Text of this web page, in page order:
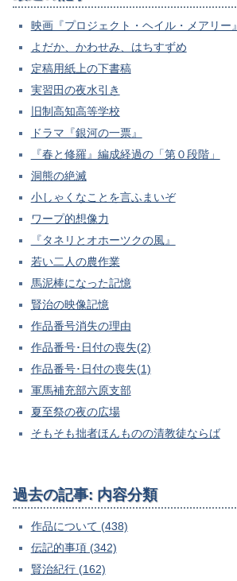
映画『プロジェクト・ヘイル・メアリー』
よだか、かわせみ、はちすずめ
定稿用紙上の下書稿
実習田の夜水引き
旧制高知高等学校
ドラマ『銀河の一票』
『春と修羅』編成経過の「第０段階」
洞熊の絶滅
小しゃくなことを言ふまいぞ
ワープ的想像力
『タネリとオホーツクの風』
若い二人の農作業
馬泥棒になった記憶
賢治の映像記憶
作品番号消失の理由
作品番号･日付の喪失(2)
作品番号･日付の喪失(1)
軍馬補充部六原支部
夏至祭の夜の広場
そもそも拙者ほんものの清教徒ならば
過去の記事: 内容分類
作品について (438)
伝記的事項 (342)
賢治紀行 (162)